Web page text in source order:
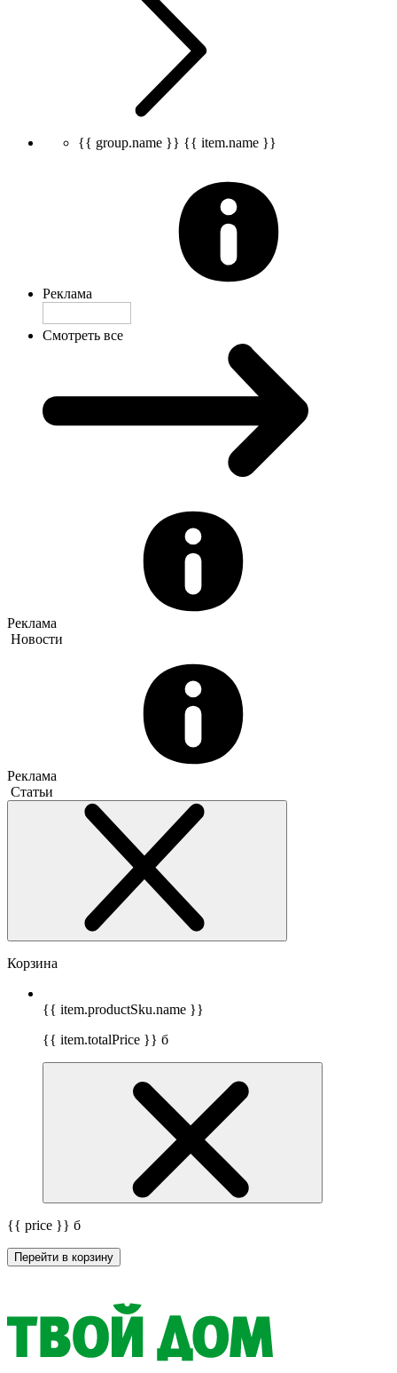
{{ group.name }} {{ item.name }}
Реклама
Смотреть все
Реклама
Новости
Реклама
Статьи
Корзина
{{ item.productSku.name }}
{{ item.totalPrice }} б
{{ price }} б
Перейти в корзину